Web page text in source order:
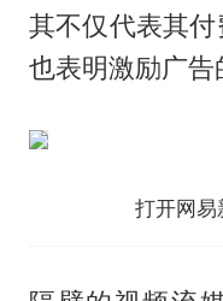
其不仅代表其付
也表明激励广告
打开网易